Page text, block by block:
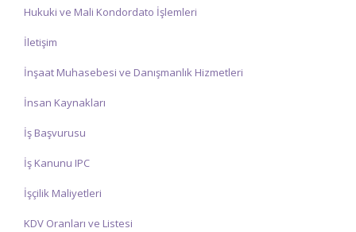
Hukuki ve Mali Kondordato İşlemleri
İletişim
İnşaat Muhasebesi ve Danışmanlık Hizmetleri
İnsan Kaynakları
İş Başvurusu
İş Kanunu IPC
İşçilik Maliyetleri
KDV Oranları ve Listesi